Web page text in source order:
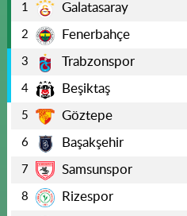
1 Galatasaray
2 Fenerbahçe
3 Trabzonspor
4 Beşiktaş
5 Göztepe
6 Başakşehir
7 Samsunspor
8 Rizespor